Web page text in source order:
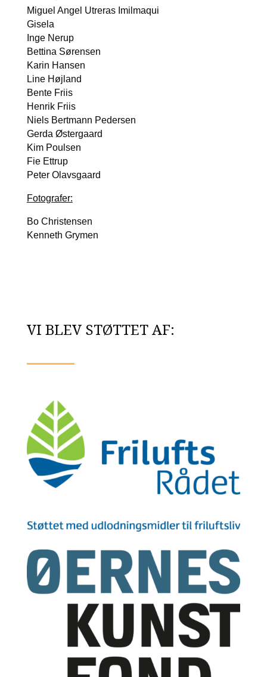
Migu­el Angel Utre­ras Imil­maqui
Gisela
Inge Nerup
Bet­ti­na Søren­sen
Karin Han­sen
Line Højland
Ben­te Fri­is
Hen­rik Fri­is
Niels Bert­mann Peder­sen
Ger­da Øster­gaard
Kim Poul­sen
Fie Ettrup
Peter Olavs­gaard
Foto­gra­fer:
Bo Chri­sten­sen
Ken­neth Gry­men
VI BLEV STØTTET AF: